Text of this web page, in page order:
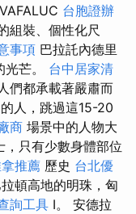
台胞證辦
組裝、個性化尺
事項 巴拉託內德里
芒。 台中居家清
們都承載著嚴肅而
人，跳過這15-20
商 場景中的人物大
，只有少數身體部位
推薦 歷史 台北優
頓高地的明珠，匈
詢工具 I。 安德拉